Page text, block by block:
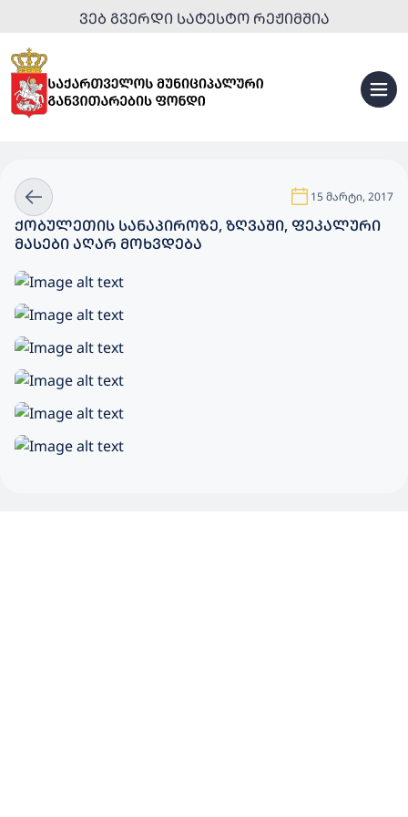
ᲕᲔᲑ ᲒᲕᲔᲠᲓᲘ ᲡᲐᲢᲔᲡᲢᲝ ᲠᲔᲟᲘᲛᲨᲘᲐ
15 მარტი, 2017
ᲥᲝᲑᲣᲚᲔᲗᲘᲡ ᲡᲐᲜᲐᲞᲘᲠᲝᲖᲔ, ᲖᲦᲕᲐᲨᲘ, ᲤᲔᲙᲐᲚᲣᲠᲘ
ᲛᲐᲡᲔᲑᲘ ᲐᲦᲐᲠ ᲛᲝᲮᲕᲓᲔᲑᲐ